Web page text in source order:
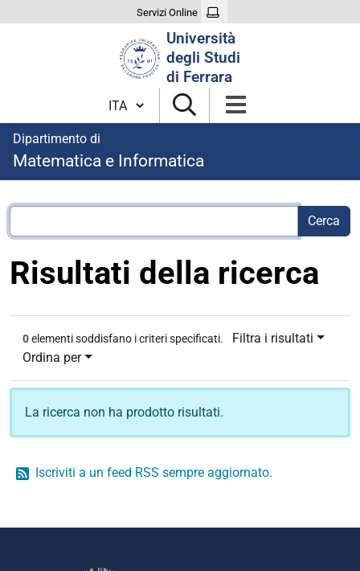
Servizi Online
Università
degli Studi
di Ferrara
Cambia lingua
Dipartimento di
Matematica e Informatica
Risultati della ricerca
0elementi soddisfano i criteri specificati.
Filtra i risultati
Ordina per
La ricerca non ha prodotto risultati.
Iscriviti a un feed RSS sempre aggiornato.